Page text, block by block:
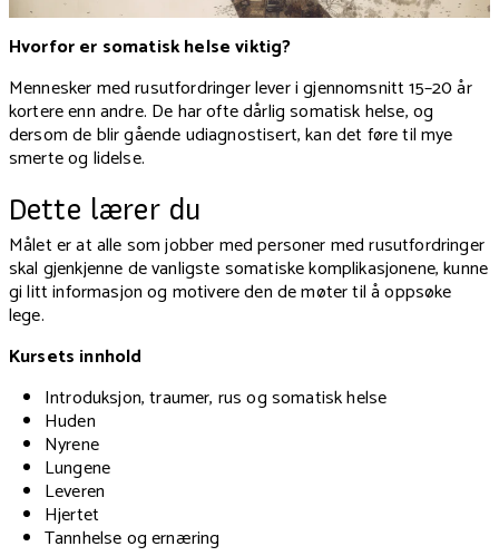
Hvorfor er somatisk helse viktig?
Mennesker med rusutfordringer lever i gjennomsnitt 15–20 år
kortere enn andre. De har ofte dårlig somatisk helse, og
dersom de blir gående udiagnostisert, kan det føre til mye
smerte og lidelse.
Dette lærer du
Målet er at alle som jobber med personer med rusutfordringer
skal gjenkjenne de vanligste somatiske komplikasjonene, kunne
gi litt informasjon og motivere den de møter til å oppsøke
lege.
Kursets innhold
Introduksjon, traumer, rus og somatisk helse
Huden
Nyrene
Lungene
Leveren
Hjertet
Tannhelse og ernæring